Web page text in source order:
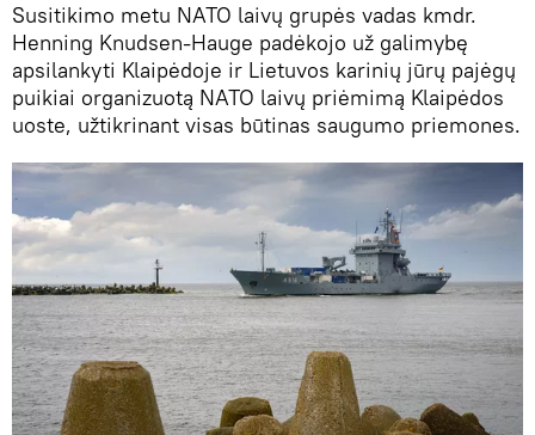
Susitikimo metu NATO laivų grupės vadas kmdr.
Henning Knudsen-Hauge padėkojo už galimybę
apsilankyti Klaipėdoje ir Lietuvos karinių jūrų pajėgų
puikiai organizuotą NATO laivų priėmimą Klaipėdos
uoste, užtikrinant visas būtinas saugumo priemones.